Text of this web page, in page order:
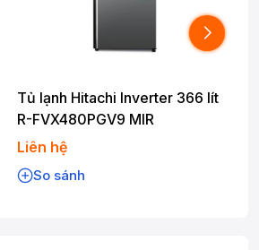
Tủ lạnh Hitachi Inverter 366 lít
R-FVX480PGV9 MIR
Liên hệ
So sánh